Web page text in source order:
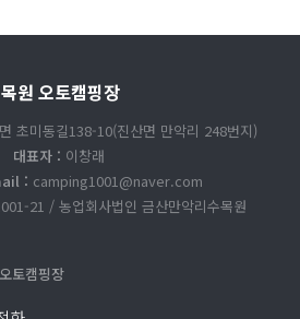
원 오토캠핑장
초미동길138-10(진산면 만악리 248번지)
대표자 : 이창래
: camping1001@naver.com
21 / 농업회사법인 금산만악리수목원
토캠핑장